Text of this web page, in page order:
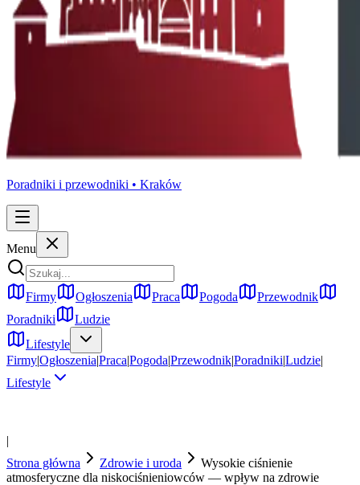
Poradniki i przewodniki • Kraków
Menu
Firmy Ogłoszenia Praca Pogoda
Przewodnik
Poradniki
Ludzie
Lifestyle
Firmy|Ogłoszenia|Praca|Pogoda|Przewodnik|Poradniki|Ludzie|
Lifestyle
|
Strona główna
Zdrowie i uroda
Wysokie ciśnienie
atmosferyczne dla niskociśnieniowców — wpływ na zdrowie